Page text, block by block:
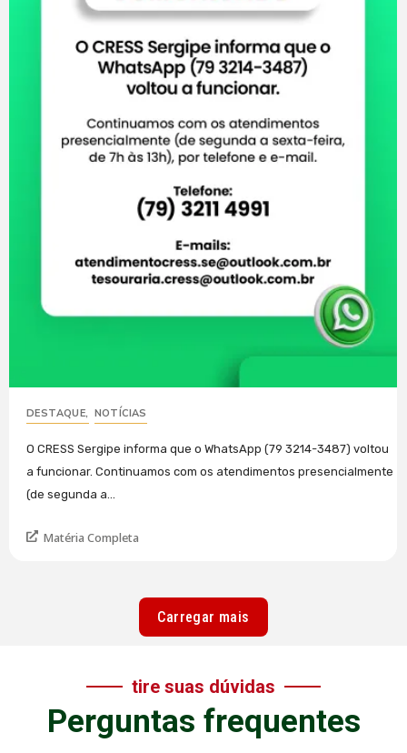
DESTAQUE, NOTÍCIAS
O CRESS Sergipe informa que o WhatsApp (79 3214-3487) voltou
a funcionar. Continuamos com os atendimentos presencialmente
(de segunda a...
Matéria Completa
Carregar mais
tire suas dúvidas
Perguntas frequentes